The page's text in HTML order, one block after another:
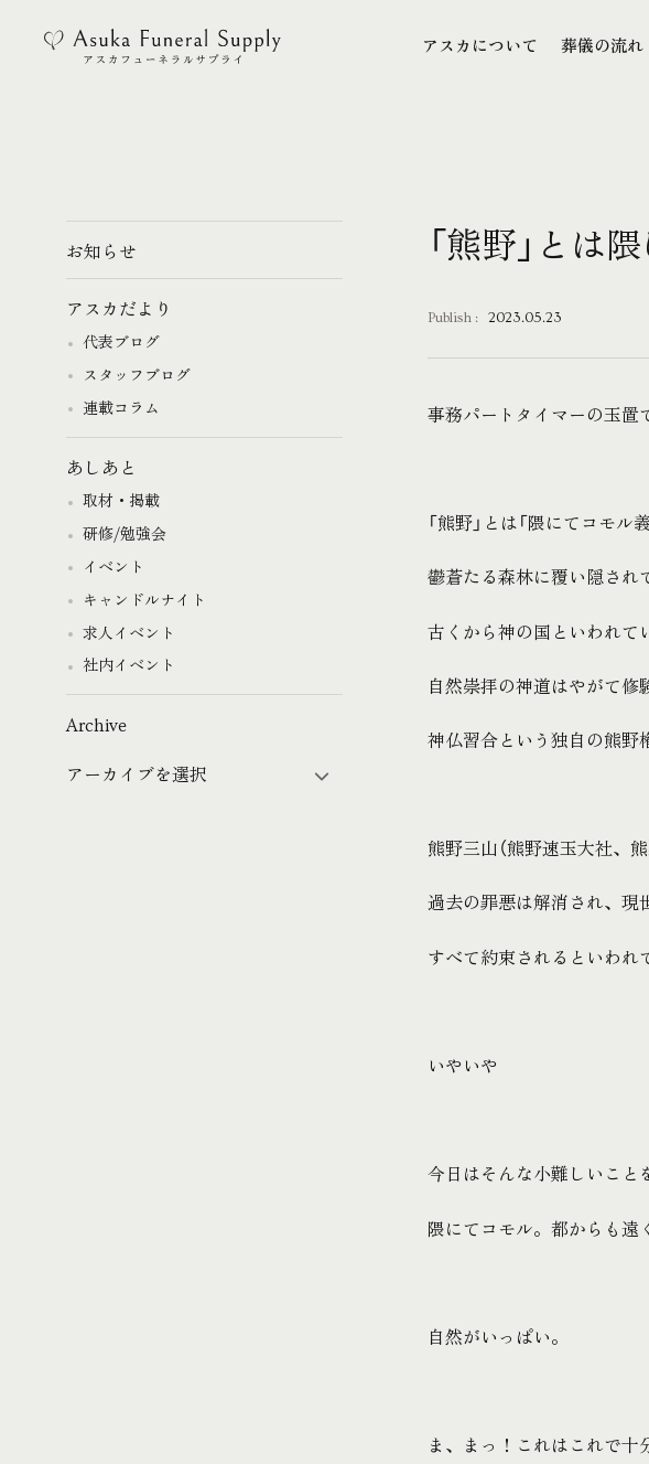
アスカについて
葬儀の流れ
「熊野」とは
Publish : 2023.05.23
事務パートタイマーの玉置
「熊野」とは「隈にてコモ
鬱蒼たる森林に覆い隠され
古くから神の国といわれて
自然崇拝の神道はやがて修
神仏習合という独自の熊野
熊野三山（熊野速玉大社、
過去の罪悪は解消され、現
すべて約束されるといわれ
いやいや
今日はそんな小難しいこと
隈にてコモル。都からも遠
自然がいっぱい。
ま、まっ！これはこれで十
お知らせ
アスカだより
代表ブログ
スタッフブログ
連載コラム
あしあと
取材・掲載
研修/勉強会
イベント
キャンドルナイト
求人イベント
社内イベント
Archive